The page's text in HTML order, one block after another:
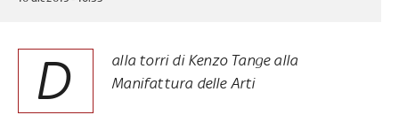
D
alla torri di Kenzo Tange alla
Manifattura delle Arti